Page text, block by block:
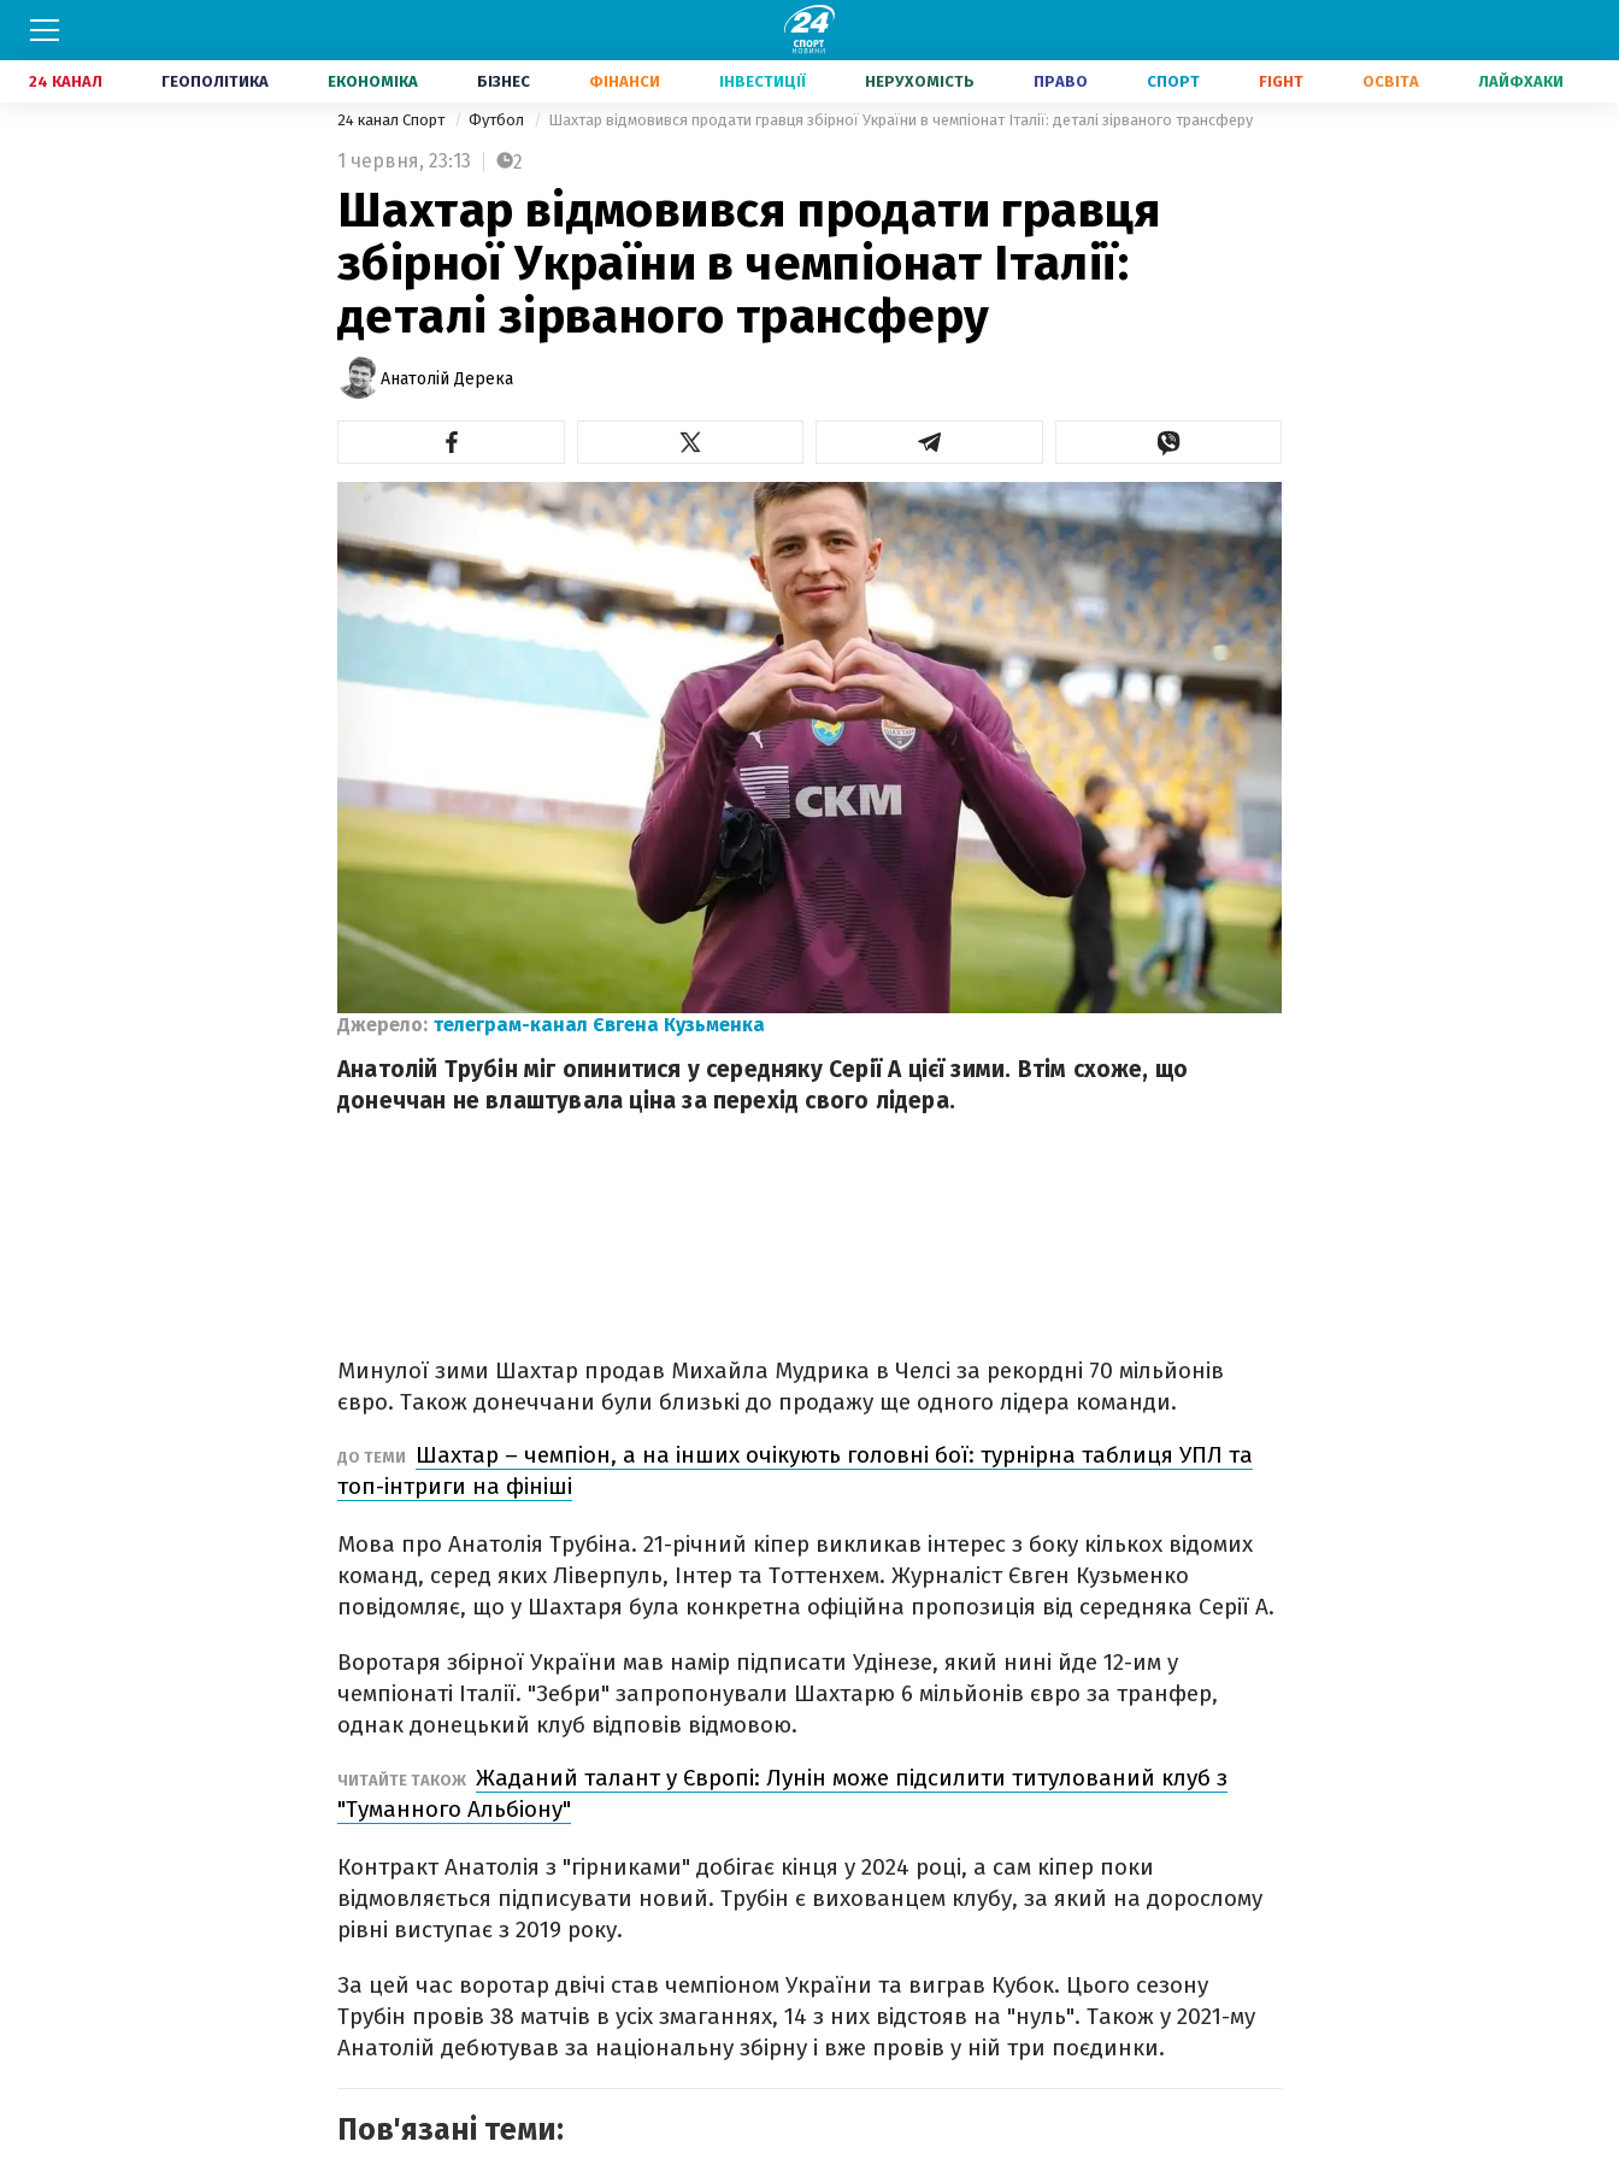
24 КАНАЛ ГЕОПОЛІТИКА ЕКОНОМІКА БІЗНЕС ФІНАНСИ ІНВЕСТИЦІЇ НЕРУХОМІСТЬ ПРАВО СПОРТ FIGHT ОСВІТА ЛАЙФХАКИ
24 канал Спорт Футбол Шахтар відмовився продати гравця збірної України в чемпіонат Італії: деталі зірваного трансферу
1 червня, 23:13 2
Шахтар відмовився продати гравця
збірної України в чемпіонат Італії:
деталі зірваного трансферу
Анатолій Дерека
Джерело: телеграм-канал Євгена Кузьменка
Анатолій Трубін міг опинитися у середняку Серії А цієї зими. Втім схоже, що
донеччан не влаштувала ціна за перехід свого лідера.
Минулої зими Шахтар продав Михайла Мудрика в Челсі за рекордні 70 мільйонів
євро. Також донеччани були близькі до продажу ще одного лідера команди.
ДО ТЕМИ
Шахтар – чемпіон, а на інших очікують головні бої: турнірна таблиця УПЛ та
топ-інтриги на фініші
Мова про Анатолія Трубіна. 21-річний кіпер викликав інтерес з боку кількох відомих
команд, серед яких Ліверпуль, Інтер та Тоттенхем. Журналіст Євген Кузьменко
повідомляє, що у Шахтаря була конкретна офіційна пропозиція від середняка Серії А.
Воротаря збірної України мав намір підписати Удінезе, який нині йде 12-им у
чемпіонаті Італії. "Зебри" запропонували Шахтарю 6 мільйонів євро за транфер,
однак донецький клуб відповів відмовою.
ЧИТАЙТЕ ТАКОЖ Жаданий талант у Європі: Лунін може підсилити титулований клуб з
"Туманного Альбіону"
Контракт Анатолія з "гірниками" добігає кінця у 2024 році, а сам кіпер поки
відмовляється підписувати новий. Трубін є вихованцем клубу, за який на дорослому
рівні виступає з 2019 року.
За цей час воротар двічі став чемпіоном України та виграв Кубок. Цього сезону
Трубін провів 38 матчів в усіх змаганнях, 14 з них відстояв на "нуль". Також у 2021-му
Анатолій дебютував за національну збірну і вже провів у ній три поєдинки.
Пов'язані теми: